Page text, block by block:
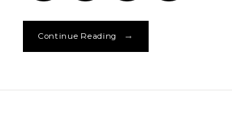
Continue Reading →